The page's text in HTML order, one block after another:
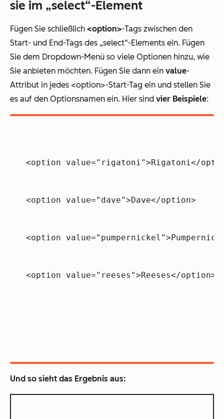
sie im „select“-Element
Fügen Sie schließlich <option>-Tags zwischen den
Start- und End-Tags des „select“-Elements ein. Fügen
Sie dem Dropdown-Menü so viele Optionen hinzu, wie
Sie anbieten möchten. Fügen Sie dann ein value-
Attribut in jedes <option>-Start-Tag ein und stellen Sie
es auf den Optionsnamen ein. Hier sind vier Beispiele:
<option value="rigatoni">Rigatoni</
<option value="dave">Dave</option>
<option
<option value="reeses">Reeses</option>
Und so sieht das Ergebnis aus: